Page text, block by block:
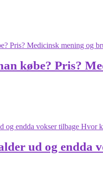
købe? Pris?
ud og endda